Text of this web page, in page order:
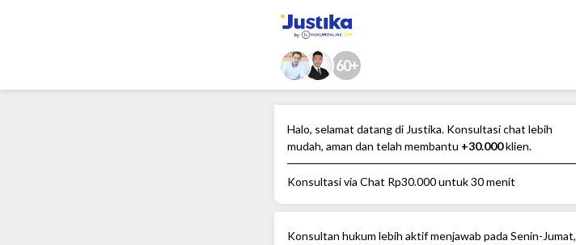
60+
Halo, selamat datang di Justika. Konsultasi chat lebih
mudah, aman dan telah membantu +30.000klien.
Konsultasi via Chat Rp30.000untuk 30 menit
Konsultan hukum lebih aktif menjawab pada Senin-Jumat,